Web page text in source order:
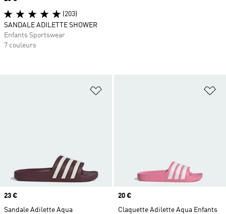
Ajouter à la Liste de produits
Prix
23 €
Sandale Adilette Aqua
Prix
20 €
Claquette Adilette Aqua Enfants
(203)
SANDALE ADILETTE SHOWER
Enfants Sportswear
7 couleurs